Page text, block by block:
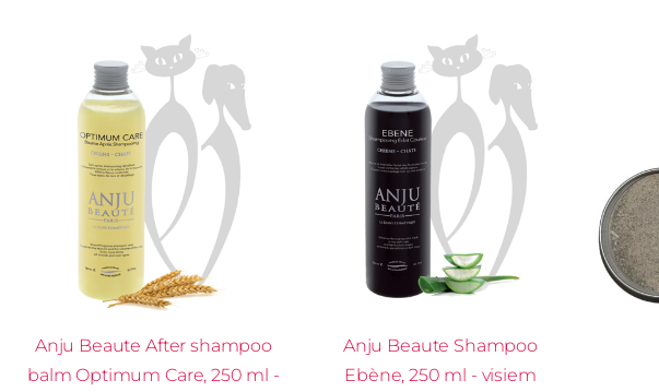
Anju Beaute After shampoo
balm Optimum Care, 250 ml -
Anju Beaute Shampoo
Ebène, 250 ml - visiem